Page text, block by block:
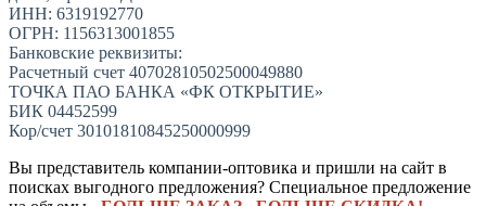
ИНН: 6319192770
ОГРН: 1156313001855
Банковские реквизиты:
Расчетный счет 40702810502500049880
ТОЧКА ПАО БАНКА «ФК ОТКРЫТИЕ»
БИК 04452599
Кор/счет 30101810845250000999
Вы представитель компании-оптовика и пришли на сайт в
поисках выгодного предложения? Специальное предложение